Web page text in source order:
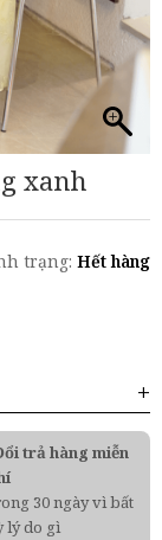
xanh
trạng: Hết hàng
trả hàng miễn
30 ngày vì bất
lý do gì